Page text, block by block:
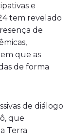
e
tem revelado
de
que as
de forma
de diálogo
que
Terra